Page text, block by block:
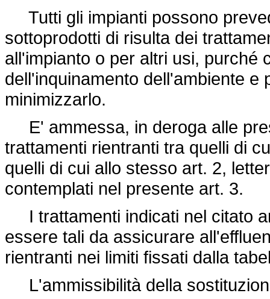
Tutti gli impianti possono
sottoprodotti di risulta dei
all'impianto o per altri usi, purché
dell'inquinamento dell'ambiente e
minimizzarlo.
E' ammessa, in deroga alle
trattamenti rientranti tra quelli di
quelli di cui allo stesso art. 2,
contemplati nel presente art. 3.
I trattamenti indicati nel citato
essere tali da assicurare
rientranti nei limiti fissati dalla
L'ammissibilità della